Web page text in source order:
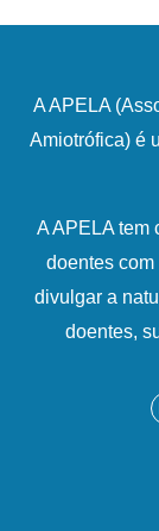
A APELA
Amiotrófica) é
A APELA tem
doentes
divulgar a
doentes,